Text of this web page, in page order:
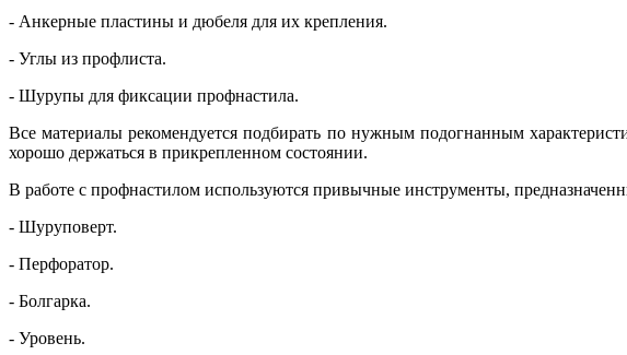
- Анкерные пластины и дюбеля для их крепления.
- Углы из профлиста.
- Шурупы для фиксации профнастила.
Все материалы рекомендуется подбирать по нужным подогнанным
хорошо держаться в прикрепленном состоянии.
В работе с профнастилом используются привычные инструменты,
- Шуруповерт.
- Перфоратор.
- Болгарка.
- Уровень.